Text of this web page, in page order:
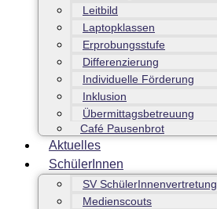
Leitbild
Laptopklassen
Erprobungsstufe
Differenzierung
Individuelle Förderung
Inklusion
Übermittagsbetreuung
Café Pausenbrot
Aktuelles
SchülerInnen
SV SchülerInnenvertretung
Medienscouts